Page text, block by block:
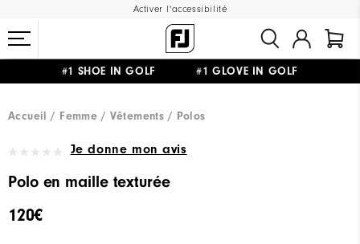
Activer l'accessibilité
#1 SHOE IN GOLF #1 GLOVE IN GOLF
Accueil
Femme Vêtements Polos
Je donne mon avis
Polo en maille texturée
120€